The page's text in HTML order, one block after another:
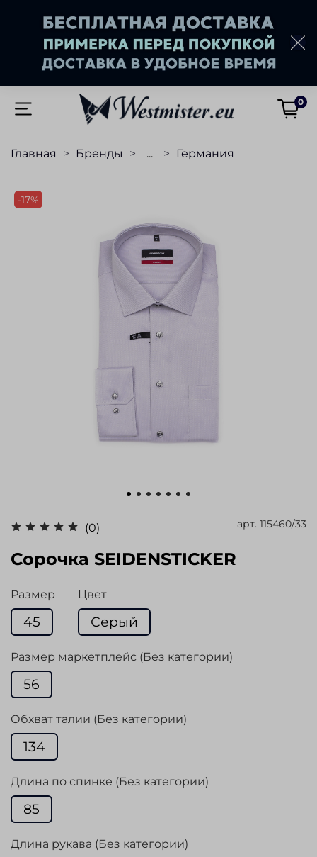
0
Главная Бренды ... Германия
-17%
(0) арт. 115460/33
Сорочка SEIDENSTICKER
Размер
45
Цвет
Серый
Размер маркетплейс (Без категории)
56
Обхват талии (Без категории)
134
Длина по спинке (Без категории)
85
Длина рукава (Без категории)